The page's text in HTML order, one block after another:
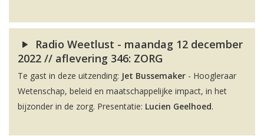
Radio Weetlust - maandag 12 december
2022 // aflevering 346: ZORG
Te gast in deze uitzending: Jet Bussemaker - Hoogleraar
Wetenschap, beleid en maatschappelijke impact, in het
bijzonder in de zorg. Presentatie: Lucien Geelhoed.